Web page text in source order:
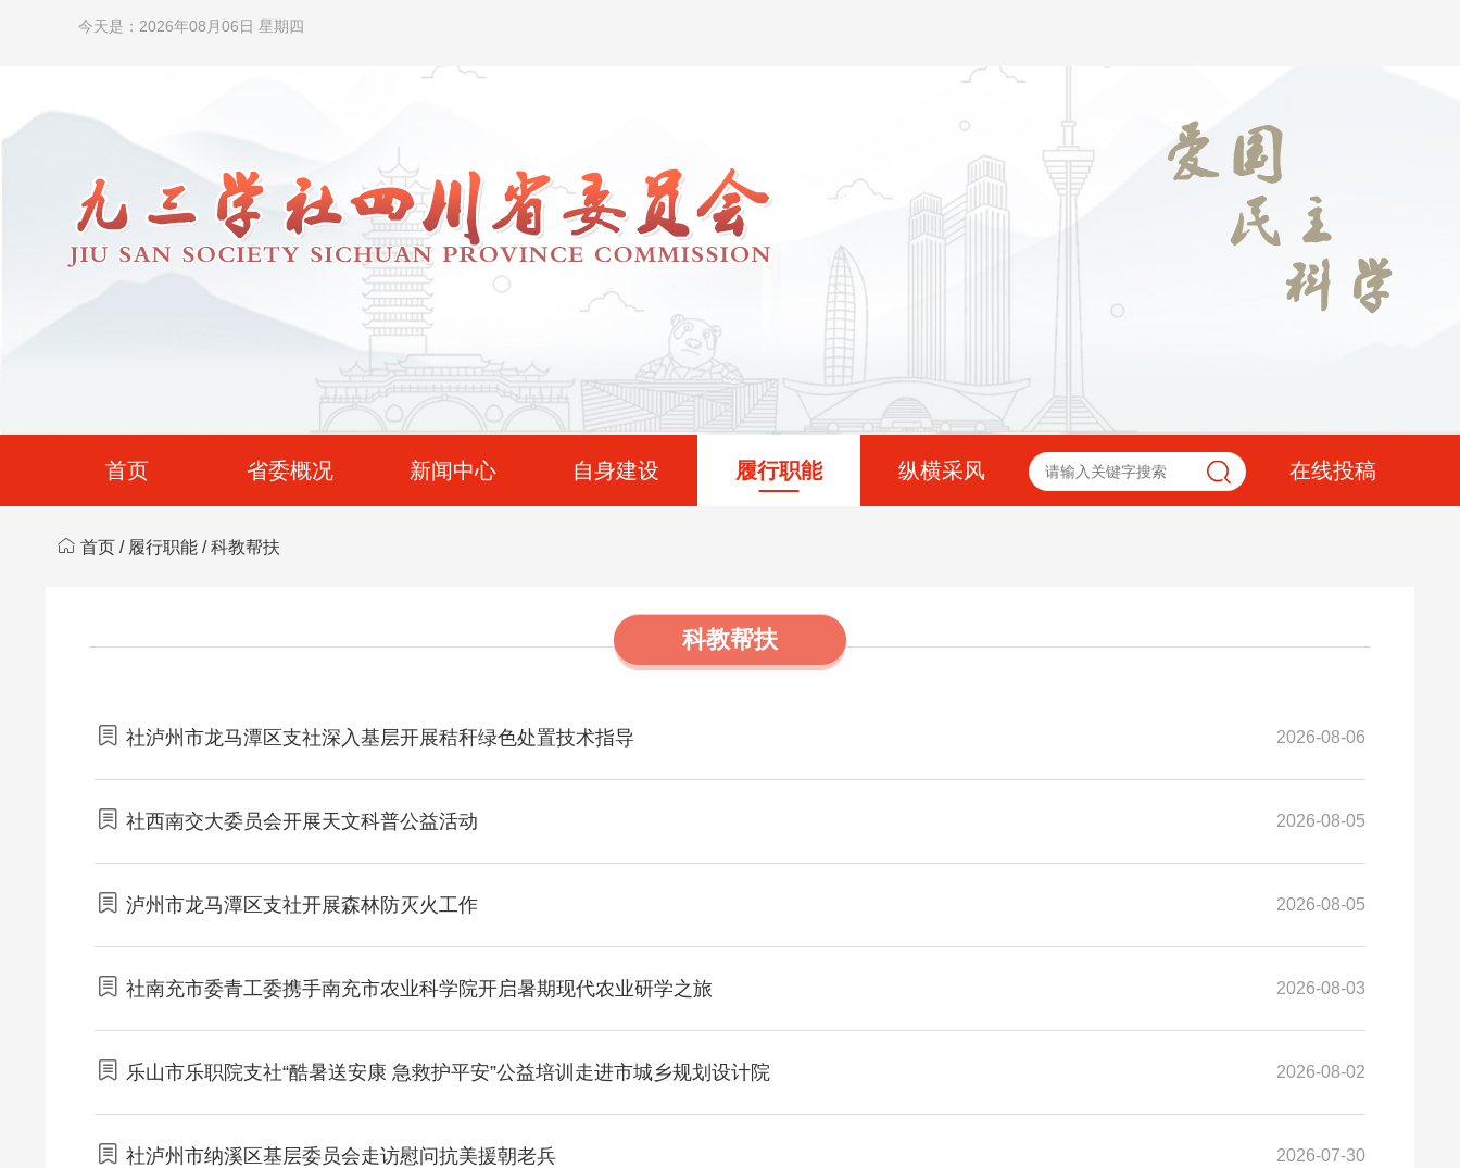
今天是：2026年08月06日 星期四
首页 省委概况 新闻中心 自身建设 履行职能 纵横采风 在线投稿
首页 / 履行职能 /科教帮扶
科教帮扶
社泸州市龙马潭区支社深入基层开展秸秆绿色处置技术指导 2026-08-06
社西南交大委员会开展天文科普公益活动 2026-08-05
泸州市龙马潭区支社开展森林防灭火工作 2026-08-05
社南充市委青工委携手南充市农业科学院开启暑期现代农业研学之旅 2026-08-03
乐山市乐职院支社“酷暑送安康 急救护平安”公益培训走进市城乡规划设计院 2026-08-02
社泸州市纳溪区基层委员会走访慰问抗美援朝老兵 2026-07-30